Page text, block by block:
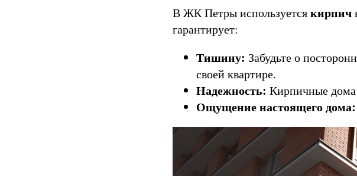
В ЖК Петры используетсякирпич
гарантирует:
Тишину: Забудьте о
своей квартире.
Надежность: Кирпичные дома
Ощущение настоящего дома: